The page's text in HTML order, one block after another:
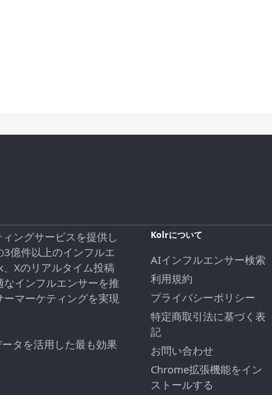
ングサービスを提供し
億件以上のインフルエ
Xのリアルタイム投稿
インフルエンサーを推
マーケティングを実現
タを活用した最も効果
Kolrについて
AIインフルエンサー検索
利用規約
プライバシーポリシー
特定商取引法に基づく表
記
お問い合わせ
Chrome拡張機能をイン
ストールする